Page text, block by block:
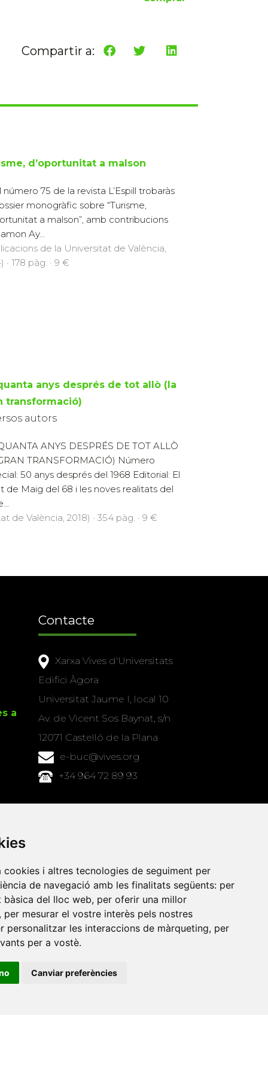
i altres tecnologies de seguiment per
de navegació amb les finalitats següents: per
del lloc web, per oferir una millor
, per mesurar el vostre interès pels nostres
personalitzar les interaccions de màrqueting, per
per a vostè.
Canviar preferències
Compartir a:
d’oportunitat a malson
número 75 de la revista L’Espill trobaràs
monogràfic sobre “Turisme,
a malson”, amb contribucions
Ay...
de la Universitat de València,
· 178 pàg. · 9 €
anys després de tot allò (la
transformació)
autors
ANYS DESPRÉS DE TOT ALLÒ
TRANSFORMACIÓ) Número
50 anys després del 1968 Editorial: El
de Maig del 68 i les noves realitats del
de València, 2018) · 354 pàg. · 9 €
a
Contacte
Xarxa Vives d'Universitats
Edifici Àgora
Universitat Jaume I, local 10
Av. de Vicent Sos Baynat, s/n
12071 Castelló de la Plana
e-buc@vives.org
+34 964 72 89 93
Amb el suport